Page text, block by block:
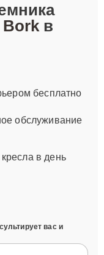
Borkв
бесплатно
обслуживание
в день
вас и